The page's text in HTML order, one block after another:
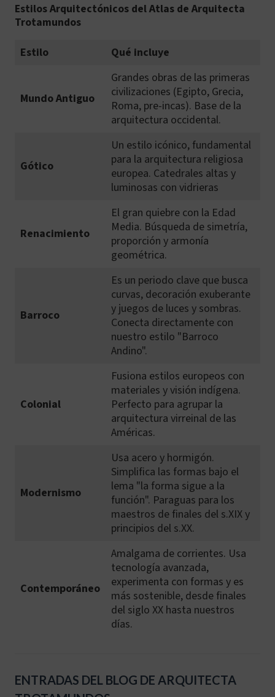
Estilos Arquitectónicos del Atlas de Arquitecta
Trotamundos
Estilo
Qué incluye
Mundo Antiguo
Grandes obras de las primeras
civilizaciones (Egipto, Grecia,
Roma, pre-incas). Base de la
arquitectura occidental.
Gótico
Un estilo icónico, fundamental
para la arquitectura religiosa
europea. Catedrales altas y
luminosas con vidrieras
Renacimiento
El gran quiebre con la Edad
Media. Búsqueda de simetría,
proporción y armonía
geométrica.
Barroco
Es un periodo clave que busca
curvas, decoración exuberante
y juegos de luces y sombras.
Conecta directamente con
nuestro estilo "Barroco
Andino".
Colonial
Fusiona estilos europeos con
materiales y visión indígena.
Perfecto para agrupar la
arquitectura virreinal de las
Américas.
Modernismo
Usa acero y hormigón.
Simplifica las formas bajo el
lema "la forma sigue a la
función". Paraguas para los
maestros de finales del s.XIX y
principios del s.XX.
Contemporáneo
Amalgama de corrientes. Usa
tecnología avanzada,
experimenta con formas y es
más sostenible, desde finales
del siglo XX hasta nuestros
días.
ENTRADAS DEL BLOG DE ARQUITECTA